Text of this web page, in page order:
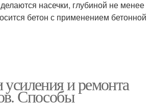
насечки, глубиной не менее
бетон с применением бетонной
и ремонта
Способы